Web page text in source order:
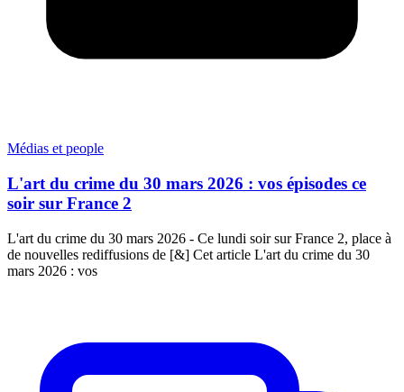
Médias et people
L'art du crime du 30 mars 2026 : vos épisodes ce
soir sur France 2
L'art du crime du 30 mars 2026 - Ce lundi soir sur France 2, place à
de nouvelles rediffusions de [&] Cet article L'art du crime du 30
mars 2026 : vos